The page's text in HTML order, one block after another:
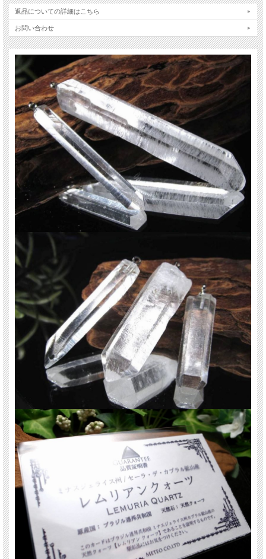
今回、特別価格でのご紹介が実現しました。
とはいえ、今後も安定して入荷できる保証はなく、再び希少化する可能性もござ
います。
気になっていた方は、ぜひこのお買い得な機会をお見逃しなく。
【レムリアン水晶とは】
レムリアン水晶とは、数億万年前に存在したとされる伝説のレムリア大陸で、高
度な文明を築いたとされるレムリア民族がメッセージを現代人に残してくれた水
晶だと云われています。
バーコード状の条線にその叡知が記録されてるとされ、心を静め、触れることに
より気付きや導きを与えてくれる云われています。
別名シンギングクリスタルとも言われ、ポイント状の石同士を軽くぶつけると、
高くて綺麗な音がすると云われています。
【意味合い・云われ・伝承等】
・4月の誕生石
・全てを浄化し活性化させる万能ストーン
・深い瞑想
・固定概念からの解放
・高次の意識と繋がる
・潜在的能力の開花
ご注意事項
※こちらの商品はペンダントトップ1個売りです。チェーンは付属しません。
※重さ別での出品となる為、ポイントの長さ・太さには個体差があり、お選びい
ただけません。
※レムリアンリッジやレコードキーパーの模様は、必ず両方が入っているわけで
はありません。ご理解のうえご購入下さい。
※天然石ですので細かなカケや凹み、歪な部分やクラックなどがある場合があり
※出来る限り自然な色みになるよう撮影を心がけておりますが、お使いのディス
プレイ環境によって表示される色みに差が出る場合があります。ご了承下さい。
※サイズは目安です。細かな誤差が出る場合があります。
関連キーワード
天然石 パワーストーン 海外直輸入 バイヤー厳選 プレゼント ギフト メンズ レデ
ィース 卸し 卸価格 実店舗 ハンドメイド サイズ直し コムローズ comrose
返品についての詳細はこちら
お問い合わせ